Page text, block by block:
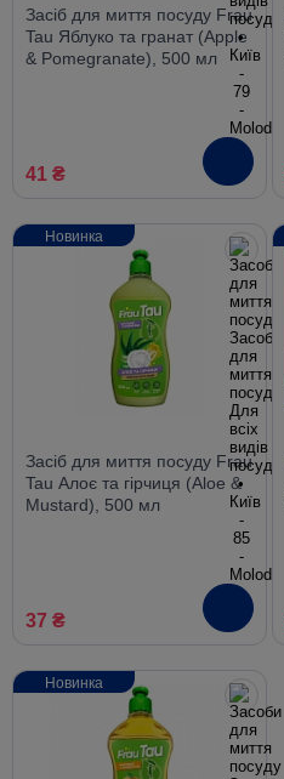
Засіб для миття посуду Frau
Tau Яблуко та гранат (Apple
& Pomegranate), 500 мл
41 ₴
Засіб для миття посуду Frau
Tau Алоє та гірчиця (Aloe &
Mustard), 500 мл
37 ₴
Новинка
Новинка